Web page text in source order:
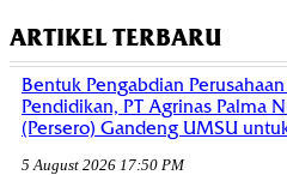
ARTIKEL TERBARU
Bentuk Pengabdian
Pendidikan, PT Agrinas Palma
(Persero) Gandeng UMSU
5 August 2026 17:50 PM